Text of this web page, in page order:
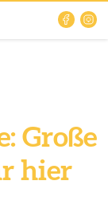
Große
hier